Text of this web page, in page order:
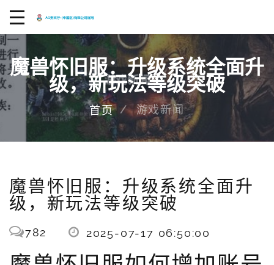
魔兽怀旧服：升级系统全面升
级，新玩法等级突破
首页 游戏新闻
魔兽怀旧服：升级系统全面升
级，新玩法等级突破
782 2025-07-17 06:50:00